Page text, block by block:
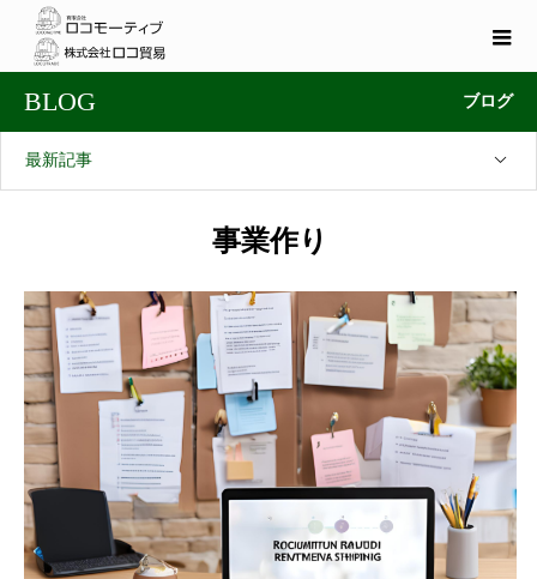
BLOG ブログ
最新記事
事業作り